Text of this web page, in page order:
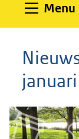
Menu